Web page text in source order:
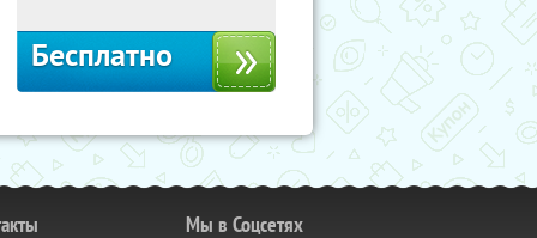
Бесплатно
Мы в Соцсетях